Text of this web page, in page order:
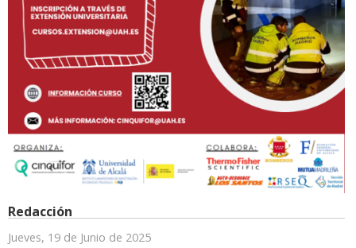
Redacción
Jueves, 19 de Junio de 2025